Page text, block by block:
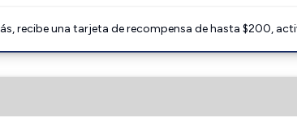
recibe una tarjeta de recompensa de hasta $200,